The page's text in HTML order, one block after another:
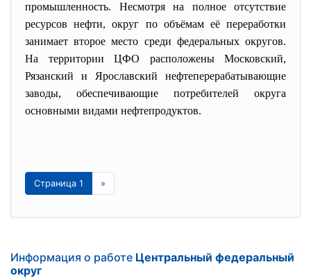
промышленность. Несмотря на полное отсутствие
ресурсов нефти, округ по объёмам её переработки
занимает второе место среди федеральных округов.
На территории ЦФО расположены Московский,
Рязанский и Ярославский нефтеперерабатывающие
заводы, обеспечивающие потребителей округа
основными видами нефтепродуктов.
Страница 1 »
Информация о работе Центральный федеральный
округ